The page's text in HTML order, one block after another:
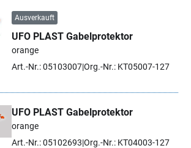
Ausverkauft
UFO PLAST Gabelprotektor
orange
Art.-Nr.: 05103007Org.-Nr.: KT05007-127
UFO PLAST Gabelprotektor
orange
Art.-Nr.: 05102693 Org.-Nr.: KT04003-127